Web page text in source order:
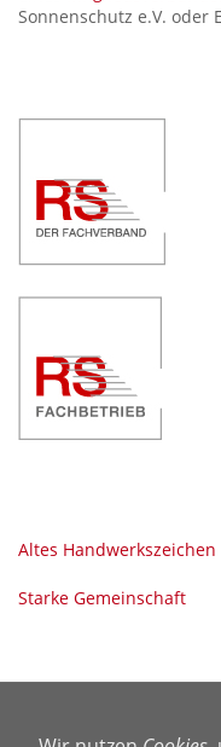
Sonnenschutz e.V. oder
Altes Handwerkszeichen
Starke Gemeinschaft